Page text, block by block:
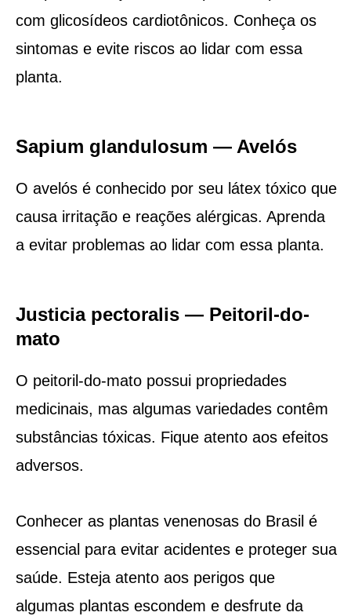
com glicosídeos cardiotônicos. Conheça os
sintomas e evite riscos ao lidar com essa
planta.
Sapium glandulosum — Avelós
O avelós é conhecido por seu látex tóxico que
causa irritação e reações alérgicas. Aprenda
a evitar problemas ao lidar com essa planta.
Justicia pectoralis — Peitoril-do-
mato
O peitoril-do-mato possui propriedades
medicinais, mas algumas variedades contêm
substâncias tóxicas. Fique atento aos efeitos
adversos.
Conhecer as plantas venenosas do Brasil é
essencial para evitar acidentes e proteger sua
saúde. Esteja atento aos perigos que
algumas plantas escondem e desfrute da